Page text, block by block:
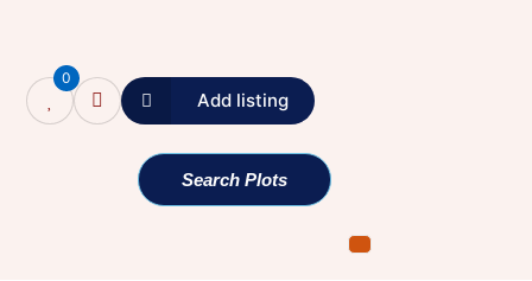
0
Add listing
Search Plots
پی آئی اے اور کراچی کی تاجر
برادری کے اشتراک سے قائم
ائیرلائن کے درمیان اہم معاہدہ